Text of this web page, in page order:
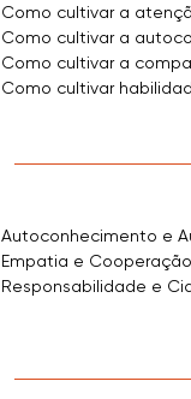
Como cultivar a
Como cultivar a
Como cultivar a
Como cultivar
Autoconhecimento e
Empatia e
Responsabilidade e